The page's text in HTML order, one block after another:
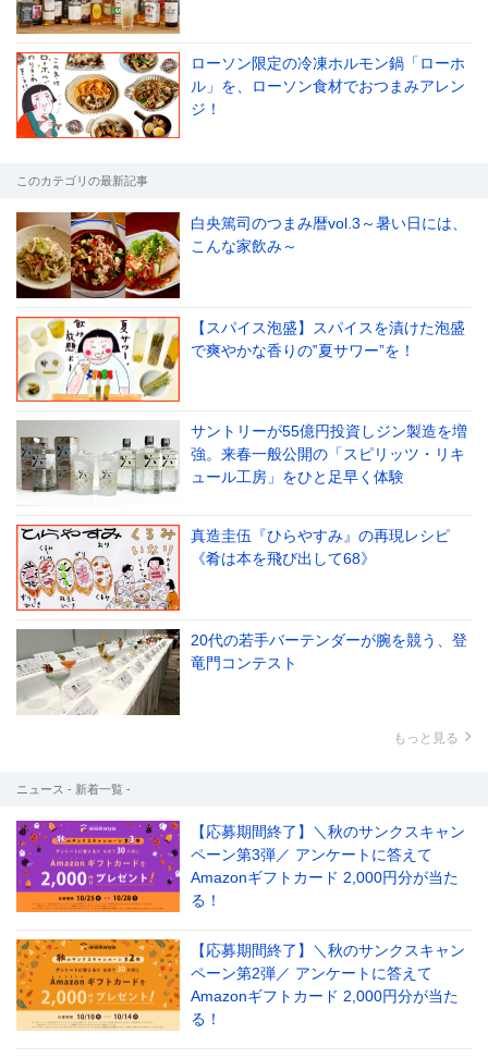
ノミスタイル] 公式twitterペ
エノミスタイル] 公式facebookペ
style[イエノミスタイル] 公式
ローソン限定の冷凍ホルモン鍋「ローホ
ル」を、ローソン食材でおつまみアレン
ジ！
このカテゴリの最新記事
白央篤司のつまみ暦vol.3～暑い日には、
こんな家飲み～
【スパイス泡盛】スパイスを漬けた泡盛
で爽やかな香りの‟夏サワー”を！
サントリーが55億円投資しジン製造を増
強。来春一般公開の「スピリッツ・リキ
ュール工房」をひと足早く体験
真造圭伍『ひらやすみ』の再現レシピ
《肴は本を飛び出して68》
20代の若手バーテンダーが腕を競う、登
竜門コンテスト
もっと見る
ニュース - 新着一覧 -
【応募期間終了】＼秋のサンクスキャン
ペーン第3弾／ アンケートに答えて
Amazonギフトカード 2,000円分が当た
る！
【応募期間終了】＼秋のサンクスキャン
ペーン第2弾／ アンケートに答えて
Amazonギフトカード 2,000円分が当た
る！